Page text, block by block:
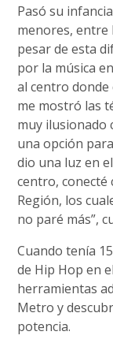
Pasó su
menores, entre
pesar de esta
por la música
al centro donde
me mostró las
muy ilusionado
una opción
dio una luz en
centro, conecté
Región, los
no paré más”,
Cuando tenía
de Hip Hop en
herramientas
Metro y
potencia.